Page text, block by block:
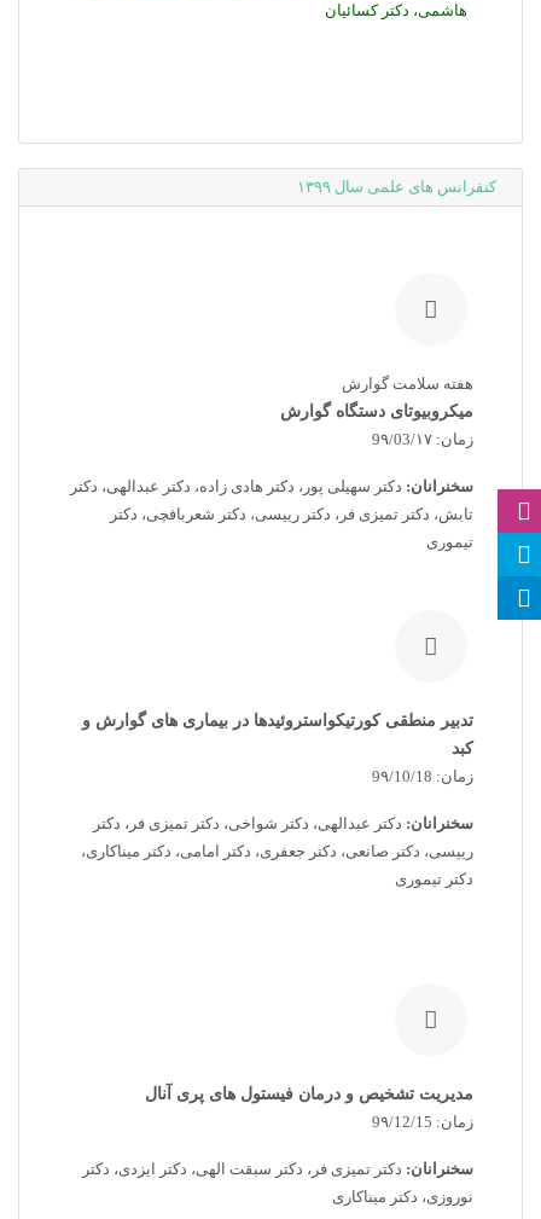
هاشمی، دکتر کسائیان
کنفرانس های علمی سال ۱۳۹۹
هفته سلامت گوارش
میکروبیوتای دستگاه گوارش
زمان: 9۹/03/۱۷
سخنرانان: دکتر سهیلی پور، دکتر هادی زاده، دکتر عبدالهی، دکتر
تابش، دکتر تمیزی فر، دکتر رییسی، دکتر شعربافچی، دکتر
تیموری
تدبیر منطقی کورتیکواستروئیدها در بیماری های گوارش و
کبد
زمان: 9۹/10/18
سخنرانان: دکتر عبدالهی، دکتر شواخی، دکتر تمیزی فر، دکتر
رییسی، دکتر صانعی، دکتر جعفری، دکتر امامی، دکتر میناکاری،
دکتر تیموری
مدیریت تشخیص و درمان فیستول های پری آنال
زمان: 9۹/12/15
سخنرانان: دکتر تمیزی فر، دکتر سبقت الهی، دکتر ایزدی، دکتر
نوروزی، دکتر میناکاری